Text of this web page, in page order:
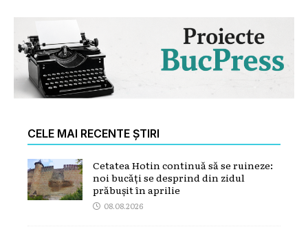
CELE MAI RECENTE ȘTIRI
Cetatea Hotin continuă să se ruineze:
noi bucăți se desprind din zidul
prăbușit în aprilie
08.08.2026